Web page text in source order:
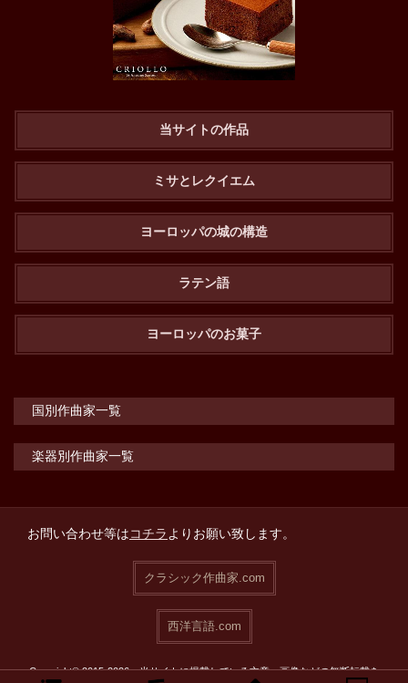
当サイトの作品
ミサとレクイエム
ヨーロッパの城の構造
ラテン語
ヨーロッパのお菓子
国別作曲家一覧
楽器別作曲家一覧
お問い合わせ等はコチラよりお願い致します。
クラシック作曲家.com
西洋言語.com
Copyright© 2015-2026 当サイトに掲載している文章・画像などの無断転載を